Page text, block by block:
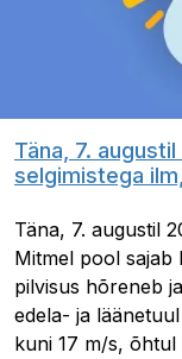
Täna, 7.
selgimistega
Täna, 7. augustil
Mitmel pool
pilvisus hõreneb
edela- ja
kuni 17 m/s,